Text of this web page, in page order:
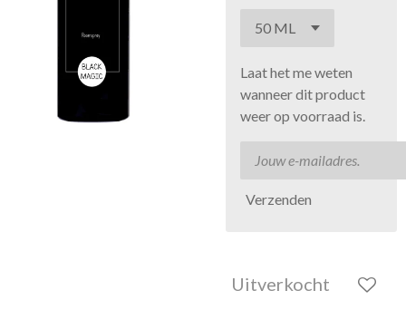
Laat het me weten
wanneer dit product
weer op voorraad is.
Verzenden
Uitverkocht